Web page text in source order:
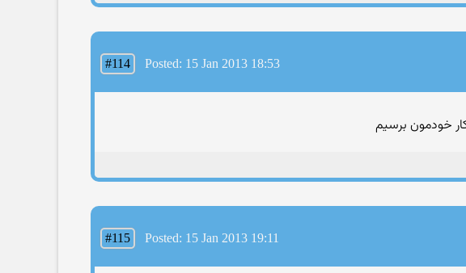
#114 Posted: 15 Jan 2013 18:53
خودمون برسیم
#115 Posted: 15 Jan 2013 19:11